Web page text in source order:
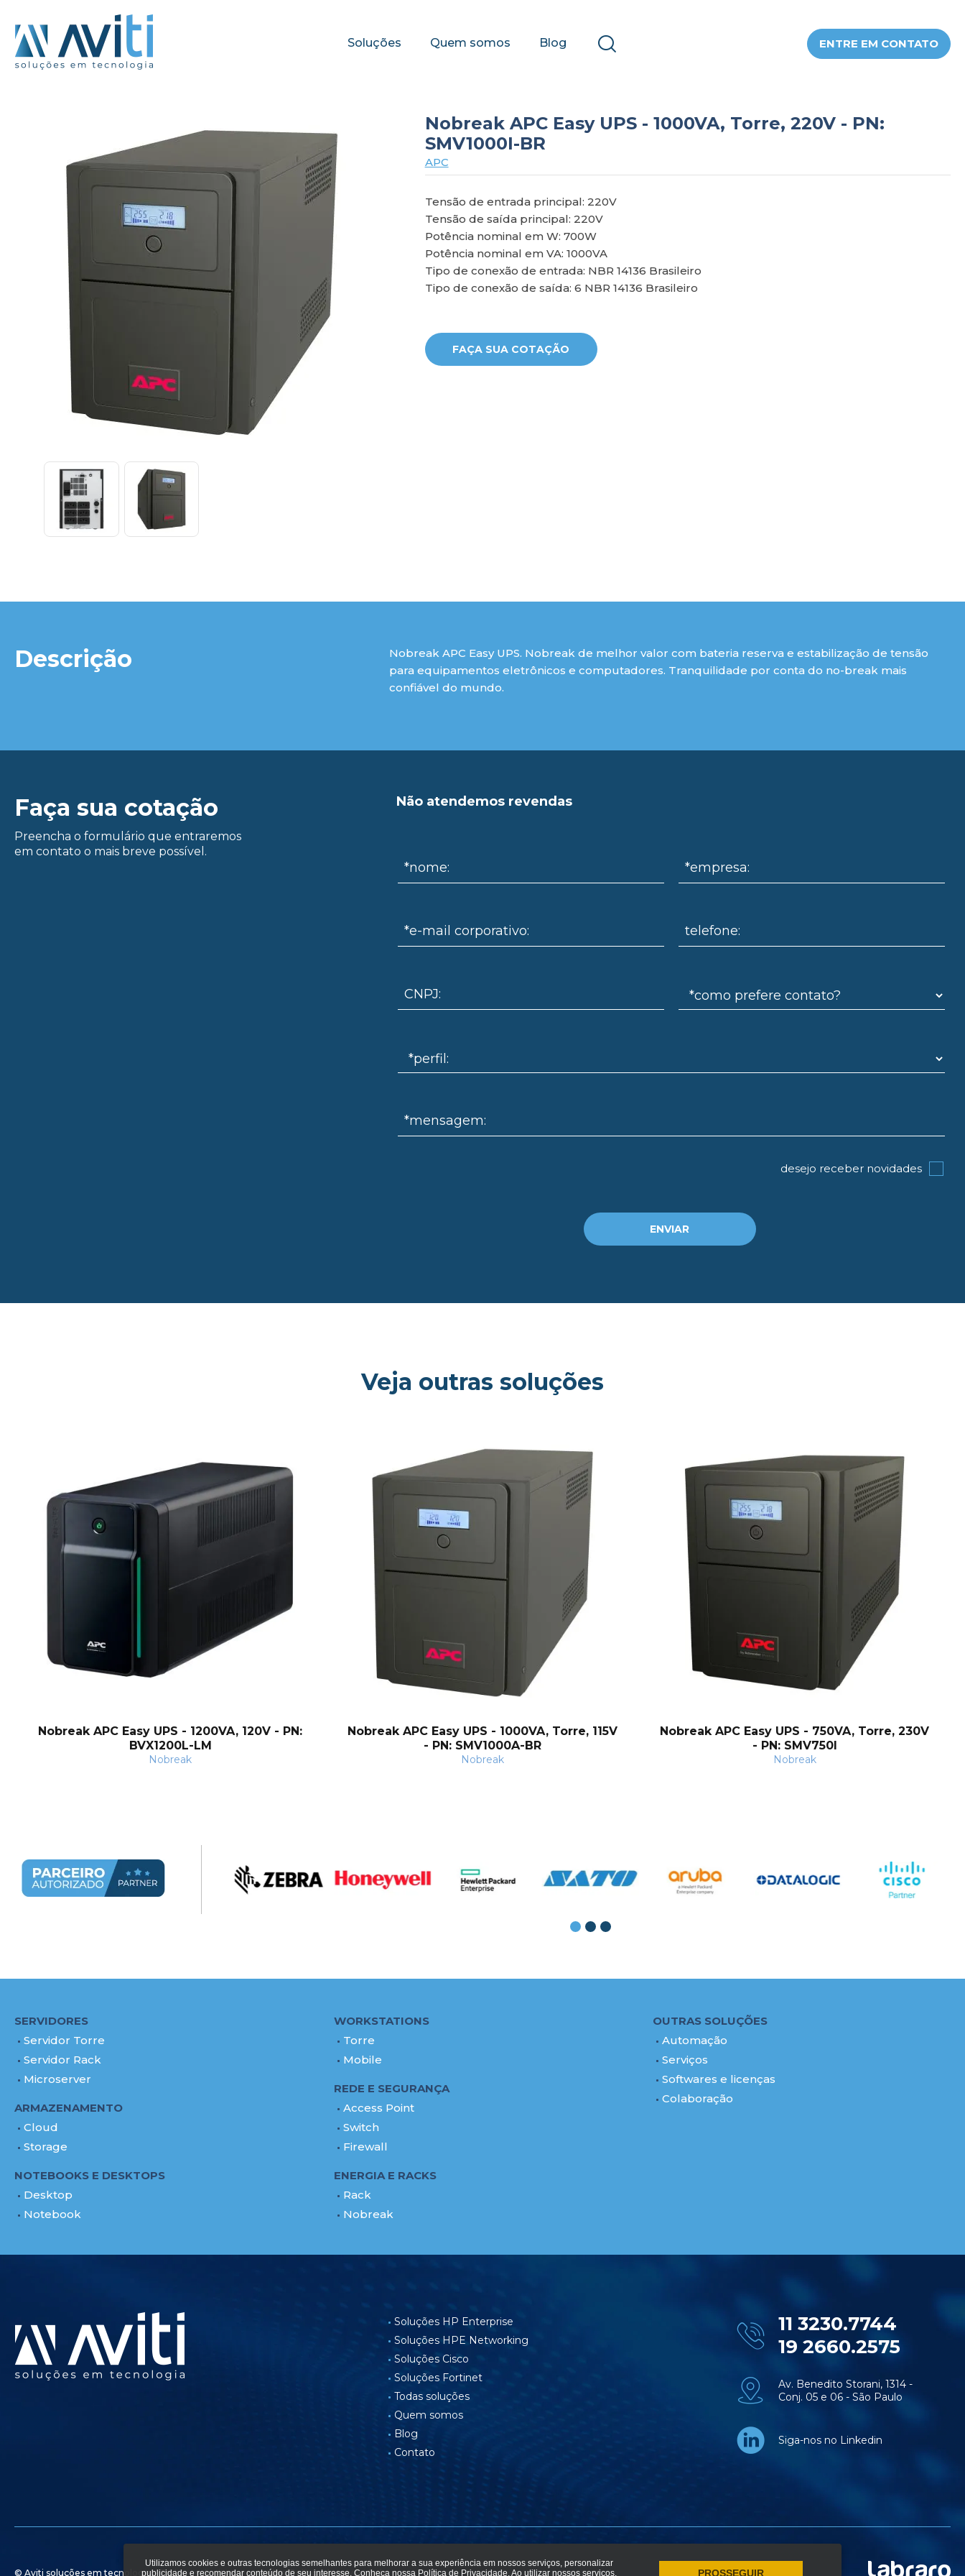
Soluções Quem somos Blog ENTRE EM CONTATO
Nobreak APC Easy UPS - 1000VA, Torre, 220V - PN:
SMV1000I-BR
APC
Tensão de entrada principal: 220V
Tensão de saída principal: 220V
Potência nominal em W: 700W
Potência nominal em VA: 1000VA
Tipo de conexão de entrada: NBR 14136 Brasileiro
Tipo de conexão de saída: 6 NBR 14136 Brasileiro
FAÇA SUA COTAÇÃO
Descrição
Nobreak APC Easy UPS. Nobreak de melhor valor com bateria reserva e estabilização de tensão
para equipamentos eletrônicos e computadores. Tranquilidade por conta do no-break mais
confiável do mundo.
Faça sua cotação
Preencha o formulário que entraremos
em contato o mais breve possível.
Não atendemos revendas
*nome: *empresa:
*e-mail corporativo: telefone:
CNPJ:
*mensagem:
desejo receber novidades
ENVIAR
Veja outras soluções
Nobreak APC Easy UPS - 1200VA, 120V - PN:
BVX1200L-LM
Nobreak
Nobreak APC Easy UPS - 1000VA, Torre, 115V
- PN: SMV1000A-BR
Nobreak
Nobreak APC Easy UPS - 750VA, Torre, 230V
- PN: SMV750I
Nobreak
SERVIDORES
Servidor Torre
Servidor Rack
Microserver
ARMAZENAMENTO
Cloud
Storage
NOTEBOOKS E DESKTOPS
Desktop
Notebook
WORKSTATIONS
Torre
Mobile
REDE E SEGURANÇA
Access Point
Switch
Firewall
ENERGIA E RACKS
Rack
Nobreak
OUTRAS SOLUÇÕES
Automação
Serviços
Softwares e licenças
Colaboração
Soluções HP Enterprise
Soluções HPE Networking
Soluções Cisco
Soluções Fortinet
Todas soluções
Quem somos
Blog
Contato
11 3230.7744
19 2660.2575
Av. Benedito Storani, 1314 -
Conj. 05 e 06 - São Paulo
Siga-nos no Linkedin
© Aviti soluções em tecnologia - Todos os direitos reservados.Política de privacidade
Utilizamos cookies e outras tecnologias semelhantes para melhorar a sua experiência em nossos serviços, personalizar
publicidade e recomendar conteúdo de seu interesse. Conheça nossa Política de Privacidade. Ao utilizar nossos serviços, PROSSEGUIR